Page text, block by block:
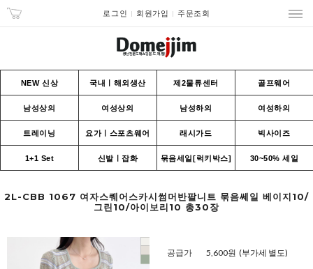
로그인 회원가입 주문조회
NEW 신상 국내ㅣ해외생산 제2물류센터 골프웨어
남성상의 여성상의 남성하의 여성하의
트레이닝 요가ㅣ스포츠웨어 래시가드 빅사이즈
1+1 Set 신발ㅣ잡화 묶음세일[럭키박스] 30~50% 세일
2L-CBB 1067 여자스퀘어스카시썸머반팔니트 묶음쎄일 베이지10/
그린10/아이보리10 총30장
공급가 5,600원 (부가세 별도)